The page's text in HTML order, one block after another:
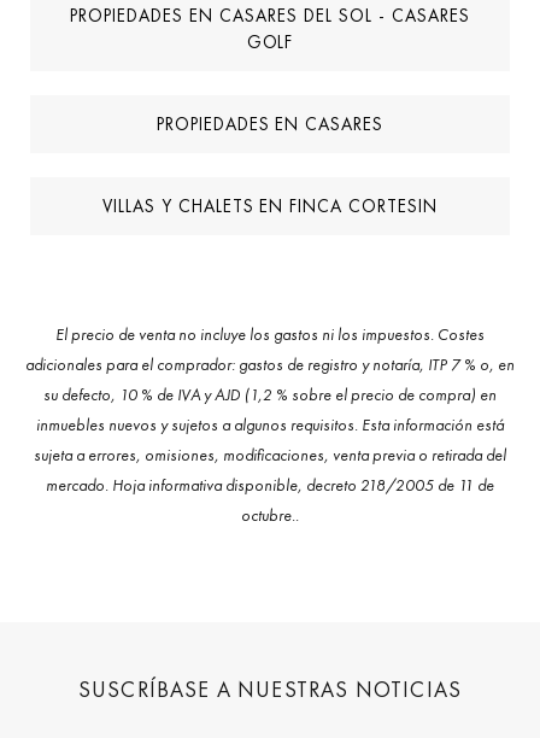
PROPIEDADES EN CASARES DEL SOL - CASARES
GOLF
PROPIEDADES EN CASARES
VILLAS Y CHALETS EN FINCA CORTESIN
El precio de venta no incluye los gastos ni los impuestos. Costes
adicionales para el comprador: gastos de registro y notaría, ITP 7 % o, en
su defecto, 10 % de IVA y AJD (1,2 % sobre el precio de compra) en
inmuebles nuevos y sujetos a algunos requisitos. Esta información está
sujeta a errores, omisiones, modificaciones, venta previa o retirada del
mercado. Hoja informativa disponible, decreto 218/2005 de 11 de
octubre..
SUSCRÍBASE A NUESTRAS NOTICIAS